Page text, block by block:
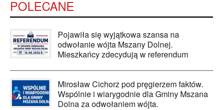
POLECANE
Pojawiła się wyjątkowa szansa na
odwołanie wójta Mszany Dolnej.
Mieszkańcy zdecydują w referendum
Mirosław Cichorz pod pręgierzem faktów.
Wspólnie i wiarygodnie dla Gminy Mszana
Dolna za odwołaniem wójta.